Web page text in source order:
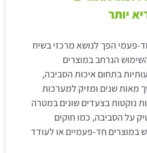
יותר
פעמי הפך לנושא מרכזי בשיח
הנרחב במוצרים
בתחום איכות הסביבה,
שנים ומזיק למערכות
נוקטות בצעדים שונים במטרה
על הסביבה, כמו חוקים
חד-פעמיים או לעודד